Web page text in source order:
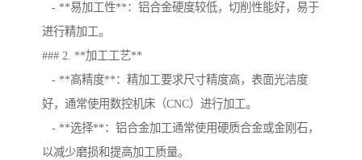
- **易加工性**：铝合金硬度较低，切削性能好，易于
进行精加工。
### 2. **加工工艺**
- **高精度**：精加工要求尺寸精度高，表面光洁度
好，通常使用数控机床（CNC）进行加工。
- **选择**：铝合金加工通常使用硬质合金或金刚石，
以减少磨损和提高加工质量。